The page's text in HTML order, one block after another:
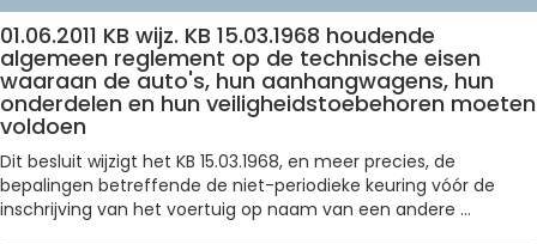
01.06.2011 KB wijz. KB 15.03.1968 houdende
algemeen reglement op de technische eisen
waaraan de auto's, hun aanhangwagens, hun
onderdelen en hun veiligheidstoebehoren moeten
voldoen
Dit besluit wijzigt het KB 15.03.1968, en meer precies, de
bepalingen betreffende de niet-periodieke keuring vóór de
inschrijving van het voertuig op naam van een andere ...